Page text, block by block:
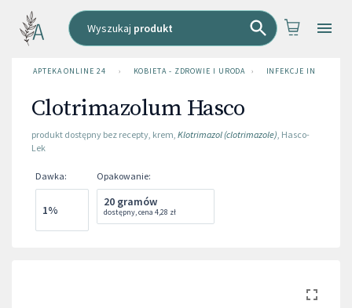
Wyszukaj produkt
APTEKA ONLINE 24 › KOBIETA - ZDROWIE I URODA › INFEKCJE INTYMNE
Clotrimazolum Hasco
produkt dostępny bez recepty, krem, Klotrimazol (clotrimazole), Hasco-
Lek
Dawka:
1%
Opakowanie:
20 gramów
dostępny,cena 4,28 zł